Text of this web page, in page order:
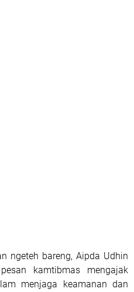
ngeteh bareng, Aipda Udhin
kamtibmas mengajak
menjaga keamanan dan